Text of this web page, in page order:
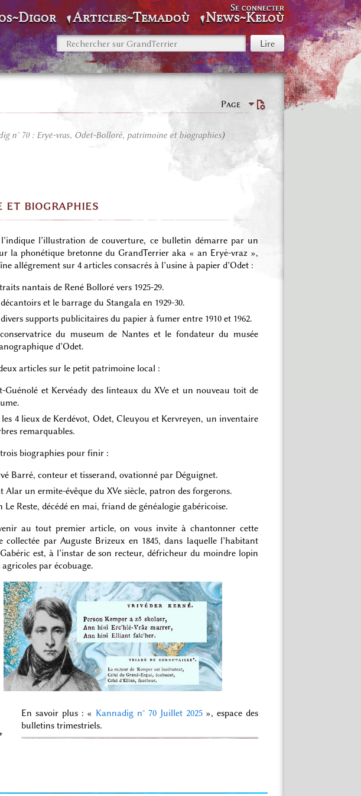
Articles~Temadoù News~Keloù
Se connecter
Page
n° 70 : Eryė-vras, Odet-Bolloré, patrimoine et biographies)
et biographies
l’illustration de couverture, ce bulletin démarre par un
la phonétique bretonne du GrandTerrier aka « an Eryė-vraz »,
allégrement sur 4 articles consacrés à l’usine à papier d’Odet :
nantais de René Bolloré vers 1925-29.
décantoirs et le barrage du Stangala en 1929-30.
divers supports publicitaires du papier à fumer entre 1910 et 1962.
du museum de Nantes et le fondateur du musée
d’Odet.
articles sur le petit patrimoine local :
Guénolé et Kervéady des linteaux du XVe et un nouveau toit de
les 4 lieux de Kerdévot, Odet, Cleuyou et Kervreyen, un inventaire
remarquables.
biographies pour finir :
Barré, conteur et tisserand, ovationné par Déguignet.
Alar un ermite-évêque du XVe siècle, patron des forgerons.
Le Reste, décédé en mai, friand de généalogie gabéricoise.
au tout premier article, on vous invite à chantonner cette
collectée par Auguste Brizeux en 1845, dans laquelle l’habitant
Gabéric est, à l’instar de son recteur, défricheur du moindre lopin
agricoles par écobuage.
En savoir plus : « Kannadig n° 70 Juillet 2025», espace des
bulletins trimestriels.